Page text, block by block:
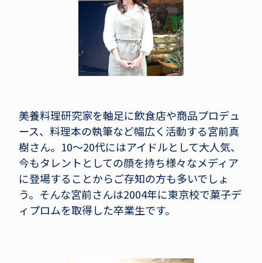
美養料理研究家を軸足に飲食店や商品プロデュ
ース、料理本の執筆など幅広く活動する宮前真
樹さん。10～20代にはアイドルとして大人気、
今もタレントとしての顔を持ち様々なメディア
に登場することからご存知の方も多いでしょ
う。そんな宮前さんは2004年に東京校で菓子デ
ィプロムを取得した卒業生です。